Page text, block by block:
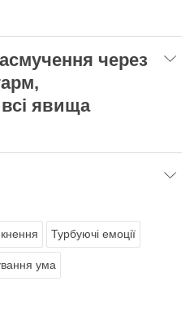
через
явища
Турбуючі емоції
ума